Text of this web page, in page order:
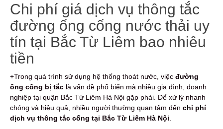
Chi phí giá dịch vụ thông tắc
đường ống cống nước thải uy
tín tại Bắc Từ Liêm bao nhiêu
tiền
+Trong quá trình sử dụng hệ thống thoát nước, việc đường
ống cống bị tắc là vấn đề phổ biến mà nhiều gia đình, doanh
nghiệp tại quận Bắc Từ Liêm Hà Nội gặp phải. Để xử lý nhanh
chóng và hiệu quả, nhiều người thường quan tâm đến chi phí
dịch vụ thông tắc cống tại Bắc Từ Liêm Hà Nội